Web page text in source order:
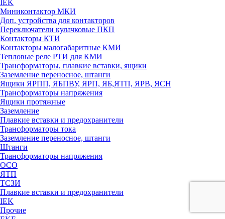
IEK
Миниконтактор МКИ
Доп. устройства для контакторов
Переключатели кулачковые ПКП
Контакторы КТИ
Контакторы малогабаритные КМИ
Тепловые реле РTИ для КМИ
Трансформаторы, плавкие вставки, ящики
Заземление переносное, штанги
Ящики ЯРПП, ЯБПВУ, ЯРП, ЯБ,ЯТП, ЯРВ, ЯСН
Трансформаторы напряжения
Ящики протяжные
Заземление
Плавкие вставки и предохранители
Трансформаторы тока
Заземление переносное, штанги
Штанги
Трансформаторы напряжения
ОСО
ЯТП
ТСЗИ
Плавкие вставки и предохранители
IEK
Прочие